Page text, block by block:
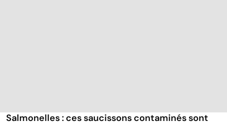
Salmonelles : ces saucissons contaminés sont